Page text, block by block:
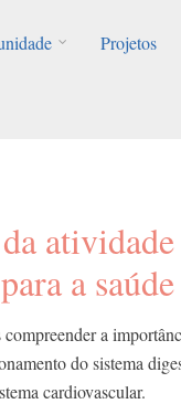
Projetos
a saúde
a
do sistema
cardiovascular.